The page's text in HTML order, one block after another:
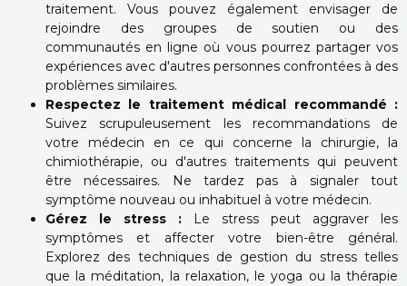
traitement. Vous pouvez également envisager de
rejoindre des groupes de soutien ou des
communautés en ligne où vous pourrez partager vos
expériences avec d'autres personnes confrontées à des
problèmes similaires.
Respectez le traitement médical recommandé :
Suivez scrupuleusement les recommandations de
votre médecin en ce qui concerne la chirurgie, la
chimiothérapie, ou d'autres traitements qui peuvent
être nécessaires. Ne tardez pas à signaler tout
symptôme nouveau ou inhabituel à votre médecin.
Gérez le stress : Le stress peut aggraver les
symptômes et affecter votre bien-être général.
Explorez des techniques de gestion du stress telles
que la méditation, la relaxation, le yoga ou la thérapie